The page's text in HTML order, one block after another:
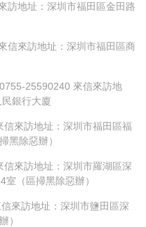
訪地址：深圳市福田區金田路
信來訪地址：深圳市福田區商
25590240 來信來訪地
銀行大廈
來訪地址：深圳市福田區福
黑除惡辦）
來訪地址：深圳市羅湖區深
室（區掃黑除惡辦）
來訪地址：深圳市鹽田區深
）